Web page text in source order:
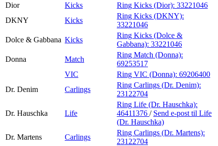
Dior
Kicks Ring Kicks (Dior): 33221046
DKNY
Kicks
Ring Kicks (DKNY):
33221046
Dolce & Gabbana Kicks
Ring Kicks (Dolce &
Gabbana): 33221046
Donna
Match
Ring Match (Donna):
69253517
VIC
Ring VIC (Donna): 69206400
Dr. Denim
Carlings
Ring Carlings (Dr. Denim):
23122704
Dr. Hauschka Life
Ring Life (Dr. Hauschka):
46411376 / Send e-post til Life
(Dr. Hauschka)
Dr. Martens
Carlings
Ring Carlings (Dr. Martens):
23122704